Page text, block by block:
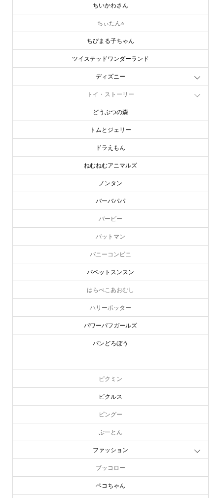
ちいかわさん
ちぃたん⭐︎
ちびまる子ちゃん
ツイステッドワンダーランド
ディズニー
トイ・ストーリー
どうぶつの森
トムとジェリー
ドラえもん
ねむねむアニマルズ
ノンタン
バーバパパ
バービー
バットマン
バニーコンビニ
パペットスンスン
はらぺこあおむし
ハリーポッター
パワーパフガールズ
パンどろぼう
ピクミン
ピクルス
ピングー
ぷーとん
ファッション
ブッコロー
ペコちゃん